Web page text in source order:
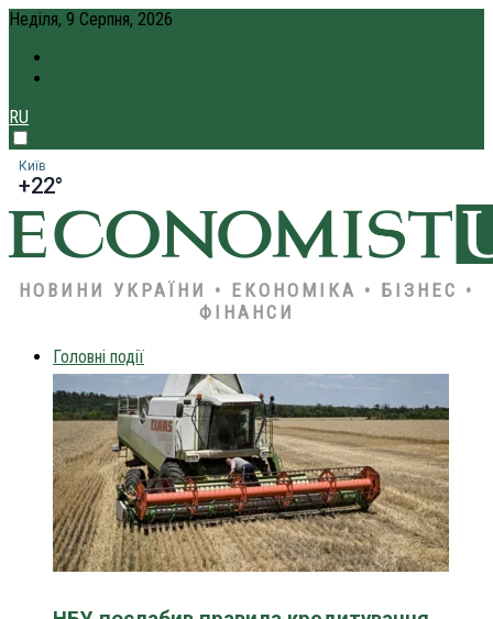
Неділя, 9 Серпня, 2026
RU
Київ
+22°
НОВИНИ УКРАЇНИ • ЕКОНОМІКА • БІЗНЕС •
ФІНАНСИ
Головні події